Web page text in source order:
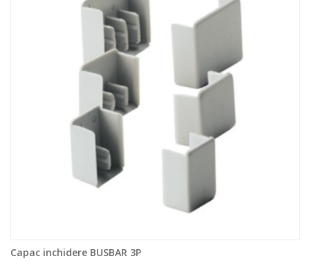
Capac inchidere BUSBAR 3P